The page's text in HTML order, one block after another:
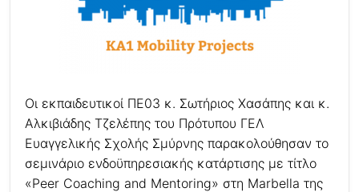
Οι εκπαιδευτικοί ΠΕ03 κ. Σωτήριος Χασάπης και κ.
Αλκιβιάδης Τζελέπης του Πρότυπου ΓΕΛ
Ευαγγελικής Σχολής Σμύρνης παρακολούθησαν το
σεμινάριο ενδοϋπηρεσιακής κατάρτισης με τίτλο
«Peer Coaching and Mentoring» στη Marbella της